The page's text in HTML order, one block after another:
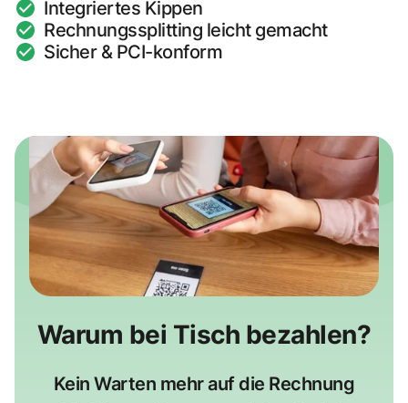
Integriertes Kippen
Rechnungssplitting leicht gemacht
Sicher & PCI-konform
Warum bei Tisch bezahlen?
Kein Warten mehr auf die Rechnung